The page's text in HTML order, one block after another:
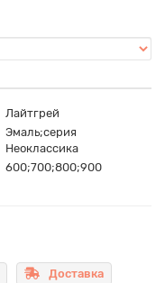
Лайтгрей
Эмаль;серия
Неоклассика
600;700;800;900
Доставка